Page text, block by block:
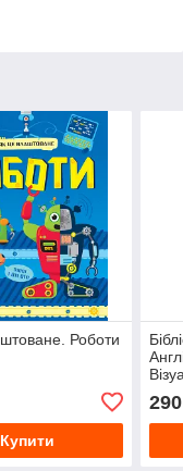
Роботи
Купити
290